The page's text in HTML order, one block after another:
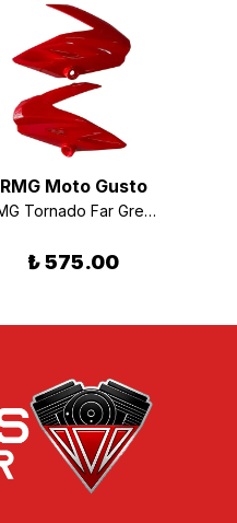
RMG Moto Gusto
RMG Tornado Far Grenajı Takım Kırmızı
₺ 575.00